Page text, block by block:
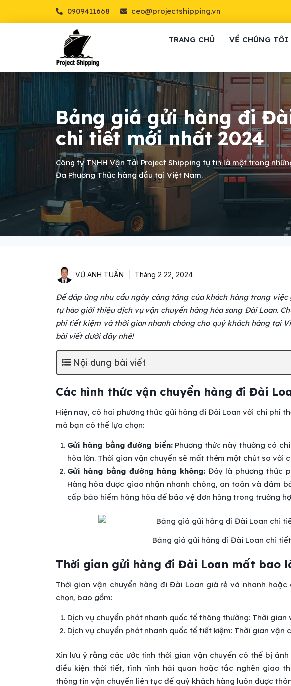
0909411668 ceo@projectshipping.vn
TRANG CHỦ VỀ CHÚNG TÔI
Bảng giá gửi hàng đi
chi tiết mới nhất 2024
Công ty TNHH Vận Tải Project Shipping tự tin là một trong
Đa Phương Thức hàng đầu tại Việt Nam.
VŨ ANH TUẤN Tháng 2 22, 2024
Để đáp ứng nhu cầu ngày càng tăng của khách hàng trong việc
tự hào giới thiệu dịch vụ vận chuyển hàng hóa sang Đài Loan.
phí tiết kiệm và thời gian nhanh chóng cho quý khách hàng tại
bài viết dưới đây nhé!
Nội dung bài viết
Các hình thức vận chuyển hàng đi Đài
Hiện nay, có hai phương thức gửi hàng đi Đài Loan với chi phí
mà bạn có thể lựa chọn:
Gửi hàng bằng đường biển:Phương thức này thường có
hóa lớn. Thời gian vận chuyển sẽ mất thêm một chút so với
Gửi hàng bằng đường hàng không:Đây là phương thức
Hàng hóa được giao nhận nhanh chóng, an toàn và đảm
cấp bảo hiểm hàng hóa để bảo vệ đơn hàng trong trường
Bảng giá gửi hàng đi Đài Loan chi
Thời gian gửi hàng đi Đài Loan mất bao
Thời gian vận chuyển hàng đi Đài Loan giá rẻ và nhanh
chọn, bao gồm:
Dịch vụ chuyển phát nhanh quốc tế thông thường: Thời gian
Dịch vụ chuyển phát nhanh quốc tế tiết kiệm: Thời gian vận
Xin lưu ý rằng các ước tính thời gian vận chuyển có thể bị
điều kiện thời tiết, tình hình hải quan hoặc tắc nghẽn giao
thông tin vận chuyển liên tục để quý khách hàng luôn được